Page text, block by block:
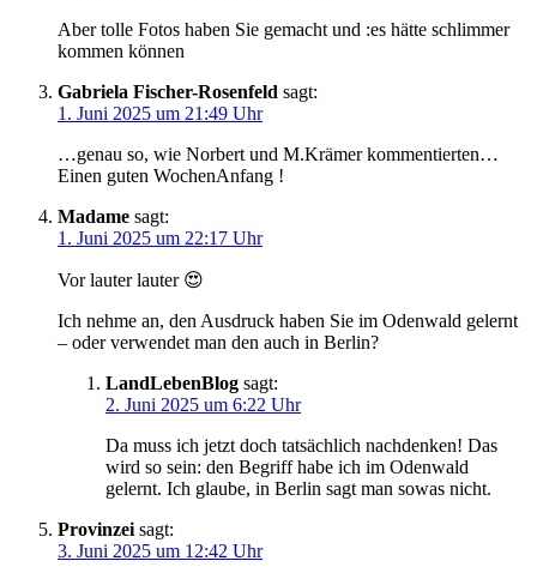
Aber tolle Fotos haben Sie gemacht und :es hätte schlimmer
kommen können
Gabriela Fischer-Rosenfeld sagt:
1. Juni 2025 um 21:49 Uhr
…genau so, wie Norbert und M.Krämer kommentierten…
Einen guten WochenAnfang !
Madame sagt:
1. Juni 2025 um 22:17 Uhr
Vor lauter lauter 😍
Ich nehme an, den Ausdruck haben Sie im Odenwald gelernt
– oder verwendet man den auch in Berlin?
LandLebenBlog sagt:
2. Juni 2025 um 6:22 Uhr
Da muss ich jetzt doch tatsächlich nachdenken! Das
wird so sein: den Begriff habe ich im Odenwald
gelernt. Ich glaube, in Berlin sagt man sowas nicht.
Provinzei sagt:
3. Juni 2025 um 12:42 Uhr